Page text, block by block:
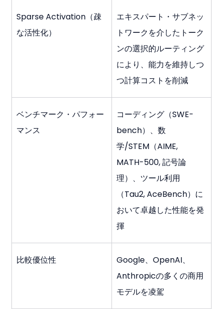
Sparse Activation（疎
な活性化）
エキスパート・サブネッ
トワークを介したトーク
ンの選択的ルーティング
により、能力を維持しつ
つ計算コストを削減
ベンチマーク・パフォー
マンス
コーディング（SWE-
bench）、数
学/STEM（AIME,
MATH-500, 記号論
理）、ツール利用
（Tau2, AceBench）に
おいて卓越した性能を発
揮
比較優位性
Google、OpenAI、
Anthropicの多くの商用
モデルを凌駕